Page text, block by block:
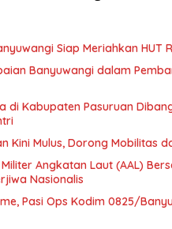
Siap Meriahkan HUT
Banyuwangi dalam
di Kabupaten Pasuruan
Kini Mulus, Dorong Mobilitas
Angkatan Laut (AAL)
Nasionalis
Pasi Ops Kodim 0825/